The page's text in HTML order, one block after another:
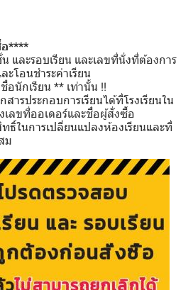
****
และรอบเรียน และเลขที่นั่งที่ต้องการ
โอนชำระค่าเรียน
อนักเรียน ** เท่านั้น !!
สารประกอบการเรียนได้ที่โรงเรียนใน
เลขที่ออเดอร์และชื่อผู้สั่งซื้อ
ธิ์ในการเปลี่ยนแปลงห้องเรียนและที่
ม